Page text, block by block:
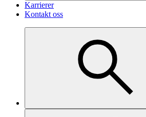
Karrierer
Kontakt oss